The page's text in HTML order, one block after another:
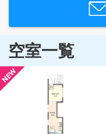
空室一覧